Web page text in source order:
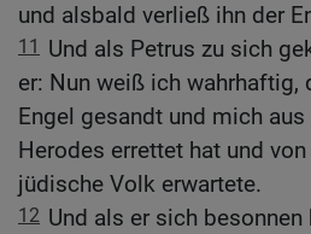
und alsbald verließ ihn der
11
Und als Petrus zu sich
er: Nun weiß ich wahrhaftig,
Engel gesandt und mich
Herodes errettet hat und
jüdische Volk erwartete.
12 Und als er sich